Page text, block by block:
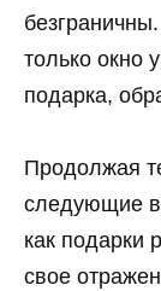
только окно
подарка,
Продолжая
следующие
как подарки
свое